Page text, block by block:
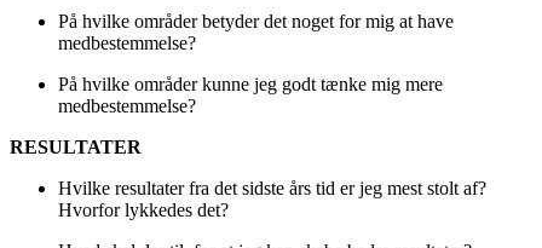
På hvilke områder betyder det noget for mig at have
medbestemmelse?
På hvilke områder kunne jeg godt tænke mig mere
medbestemmelse?
RESULTATER
Hvilke resultater fra det sidste års tid er jeg mest stolt af?
Hvorfor lykkedes det?